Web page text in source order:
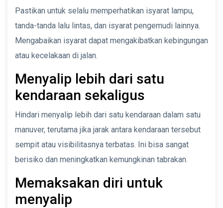
Pastikan untuk selalu memperhatikan isyarat lampu,
tanda-tanda lalu lintas, dan isyarat pengemudi lainnya.
Mengabaikan isyarat dapat mengakibatkan kebingungan
atau kecelakaan di jalan.
Menyalip lebih dari satu
kendaraan sekaligus
Hindari menyalip lebih dari satu kendaraan dalam satu
manuver, terutama jika jarak antara kendaraan tersebut
sempit atau visibilitasnya terbatas. Ini bisa sangat
berisiko dan meningkatkan kemungkinan tabrakan.
Memaksakan diri untuk
menyalip